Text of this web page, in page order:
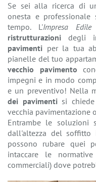
Se sei alla ricerca di
onesta e
tempo. L'Impresa Edile
ristrutturazioni degli
pavimenti per la tua
pianelle del tuo
vecchio pavimento
impegni e in modo
e un preventivo! Nella
dei pavimentisi chiede
vecchia pavimentazione
Entrambe le soluzioni
dall'altezza del
possono rubare quei
intaccare le
commerciali) dove